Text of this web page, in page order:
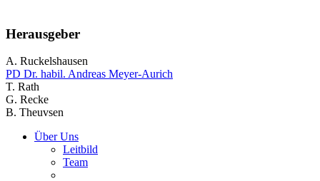
Herausgeber
A. Ruckelshausen
PD Dr. habil. Andreas Meyer-Aurich
T. Rath
G. Recke
B. Theuvsen
Über Uns
Leitbild
Team